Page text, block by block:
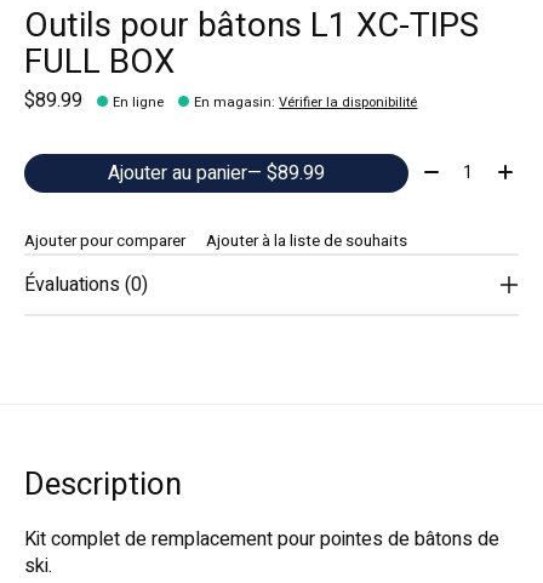
Outils pour bâtons L1 XC-TIPS
FULL BOX
$89.99 En ligne En magasin:Vérifier la disponibilité
Ajouter au panier — $89.99 Quantité:
Ajouter pour comparer Ajouter à la liste de souhaits
Évaluations (0)
Description
Kit complet de remplacement pour pointes de bâtons de
ski.